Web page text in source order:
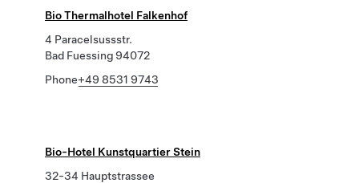
Bio Thermalhotel Falkenhof
4 Paracelsussstr.
Bad Fuessing 94072
Phone+49 8531 9743
Bio-Hotel Kunstquartier Stein
32-34 Hauptstrassee